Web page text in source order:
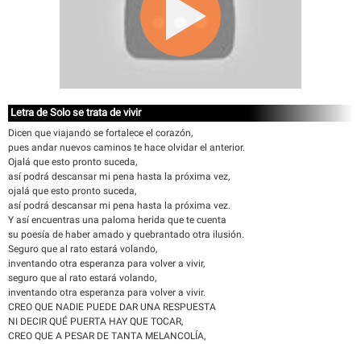
Letra de Solo se trata de vivir
Dicen que viajando se fortalece el corazón,
pues andar nuevos caminos te hace olvidar el anterior.
Ojalá que esto pronto suceda,
así podrá descansar mi pena hasta la próxima vez,
ojalá que esto pronto suceda,
así podrá descansar mi pena hasta la próxima vez.
Y así encuentras una paloma herida que te cuenta
su poesía de haber amado y quebrantado otra ilusión.
Seguro que al rato estará volando,
inventando otra esperanza para volver a vivir,
seguro que al rato estará volando,
inventando otra esperanza para volver a vivir.
CREO QUE NADIE PUEDE DAR UNA RESPUESTA
NI DECIR QUÉ PUERTA HAY QUE TOCAR,
CREO QUE A PESAR DE TANTA MELANCOLÍA,